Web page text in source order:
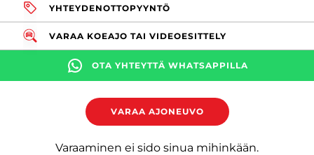
YHTEYDENOTTOPYYNTÖ
VARAA KOEAJO TAI VIDEOESITTELY
OTA YHTEYTTÄ WHATSAPPILLA
VARAA AJONEUVO
Varaaminen ei sido sinua mihinkään.